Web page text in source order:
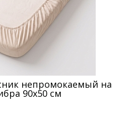
непромокаемый на
90х50 см